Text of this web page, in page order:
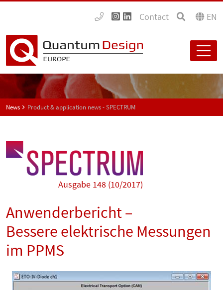
Contact EN
News Product & application news - SPECTRUM
Ausgabe 148 (10/2017)
Anwenderbericht –
Bessere elektrische Messungen
im PPMS